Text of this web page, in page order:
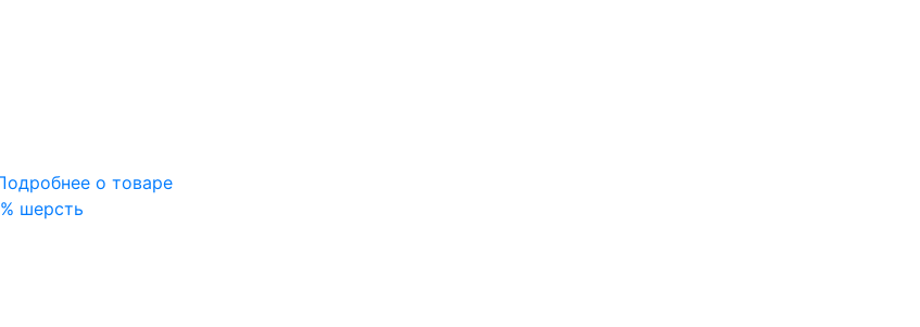
о товаре
шерсть